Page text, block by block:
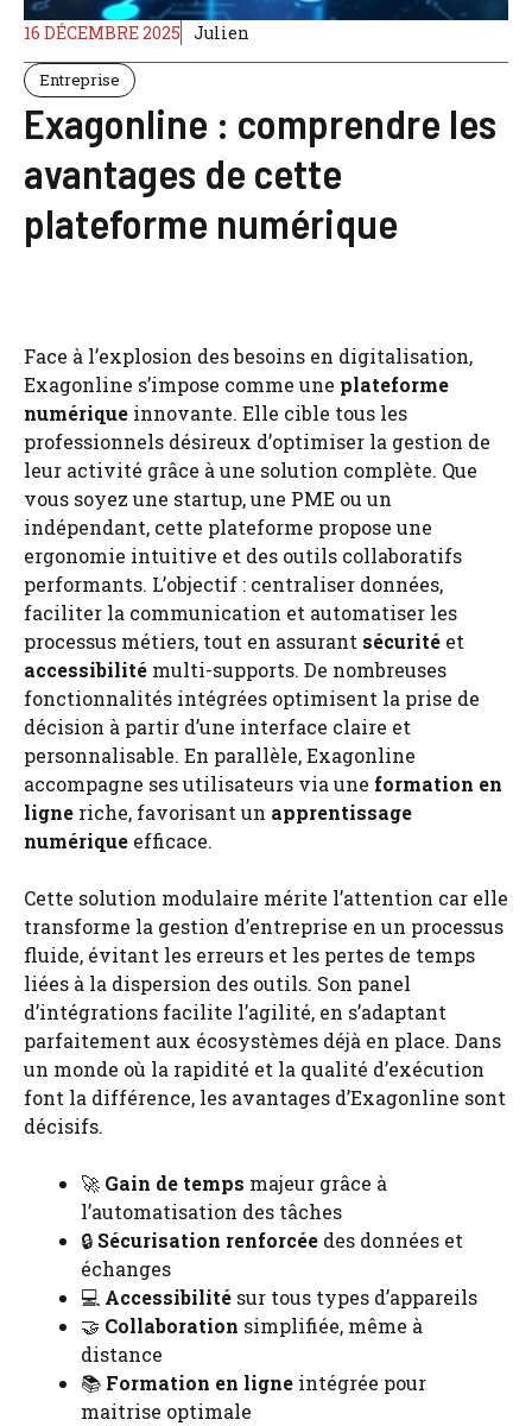
16 DÉCEMBRE 2025 Julien
Entreprise
Exagonline : comprendre les
avantages de cette
plateforme numérique
Face à l’explosion des besoins en digitalisation,
Exagonline s’impose comme une plateforme
numérique innovante. Elle cible tous les
professionnels désireux d’optimiser la gestion de
leur activité grâce à une solution complète. Que
vous soyez une startup, une PME ou un
indépendant, cette plateforme propose une
ergonomie intuitive et des outils collaboratifs
performants. L’objectif : centraliser données,
faciliter la communication et automatiser les
processus métiers, tout en assurant sécurité et
accessibilité multi-supports. De nombreuses
fonctionnalités intégrées optimisent la prise de
décision à partir d’une interface claire et
personnalisable. En parallèle, Exagonline
accompagne ses utilisateurs via une formation en
ligne riche, favorisant un apprentissage
numérique efficace.
Cette solution modulaire mérite l’attention car elle
transforme la gestion d’entreprise en un processus
fluide, évitant les erreurs et les pertes de temps
liées à la dispersion des outils. Son panel
d’intégrations facilite l’agilité, en s’adaptant
parfaitement aux écosystèmes déjà en place. Dans
un monde où la rapidité et la qualité d’exécution
font la différence, les avantages d’Exagonline sont
décisifs.
🚀 Gain de temps majeur grâce à
l’automatisation des tâches
🔒 Sécurisation renforcée des données et
échanges
💻 Accessibilité sur tous types d’appareils
🤝 Collaboration simplifiée, même à
distance
📚 Formation en ligne intégrée pour
maitrise optimale